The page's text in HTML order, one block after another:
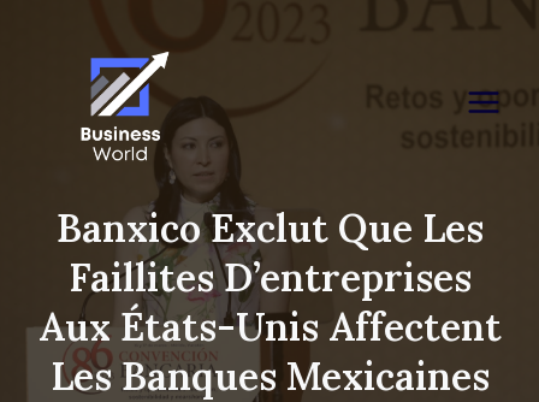
Banxico Exclut Que Les
Faillites D’entreprises
Aux États-Unis Affectent
Les Banques Mexicaines